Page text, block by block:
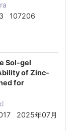
107206
Sol-gel
of Zinc-
for
2025年07月